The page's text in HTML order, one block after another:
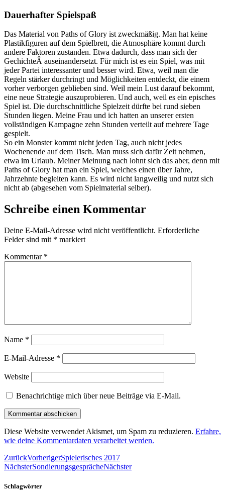
Dauerhafter Spielspaß
Das Material von Paths of Glory ist zweckmäßig. Man hat keine
Plastikfiguren auf dem Spielbrett, die Atmosphäre kommt durch
andere Faktoren zustanden. Etwa dadurch, dass man sich der
GechichteÂ auseinandersetzt. Für mich ist es ein Spiel, was mit
jeder Partei interessanter und besser wird. Etwa, weil man die
Regeln stärker durchringt und Möglichkeiten entdeckt, die einem
vorher verborgen geblieben sind. Weil mein Lust darauf bekommt,
eine neue Strategie auszuprobieren. Und auch, weil es ein episches
Spiel ist. Die durchschnittliche Spielzeit dürfte bei rund sieben
Stunden liegen. Meine Frau und ich hatten an unserer ersten
vollständigen Kampagne zehn Stunden verteilt auf mehrere Tage
gespielt.
So ein Monster kommt nicht jeden Tag, auch nicht jedes
Wochenende auf dem Tisch. Man muss sich dafür Zeit nehmen,
etwa im Urlaub. Meiner Meinung nach lohnt sich das aber, denn mit
Paths of Glory hat man ein Spiel, welches einen über Jahre,
Jahrzehnte begleiten kann. Es wird nicht langweilig und nutzt sich
nicht ab (abgesehen vom Spielmaterial selber).
Schreibe einen Kommentar
Deine E-Mail-Adresse wird nicht veröffentlicht. Erforderliche
Felder sind mit * markiert
Kommentar *
Name *
E-Mail-Adresse *
Website
Benachrichtige mich über neue Beiträge via E-Mail.
Diese Website verwendet Akismet, um Spam zu reduzieren. Erfahre,
wie deine Kommentardaten verarbeitet werden.
ZurückVorherigerSpielerisches 2017
NächsterSondierungsgesprächeNächster
Schlagwörter